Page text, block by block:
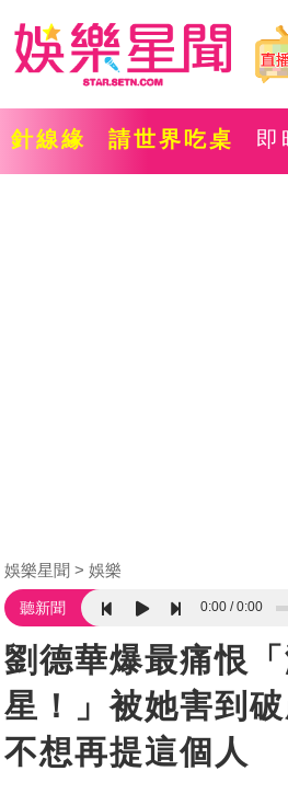
針線緣 請世界吃桌 即
娛樂星聞 娛樂
聽新聞 0:00 0:00
劉德華爆最痛恨
星！」被她害到
不想再提這個人